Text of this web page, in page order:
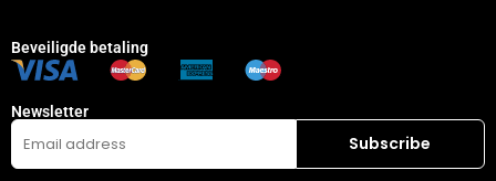
Beveiligde betaling
Newsletter